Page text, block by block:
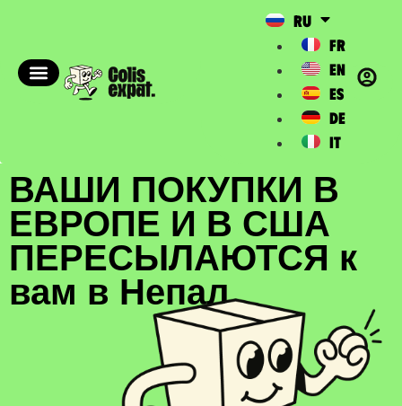
RU
FR
EN
ES
DE
IT
ВАШИ ПОКУПКИ В
ЕВРОПЕ И В США
ПЕРЕСЫЛАЮТСЯ к
вам в Непал